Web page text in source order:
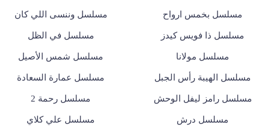
مسلسل بخمس ارواح مسلسل وننسى اللي كان
مسلسل ذا فويس كيدز مسلسل في الظل
مسلسل مولانا مسلسل شمس الأصيل
مسلسل الهيبة رأس الجبل مسلسل عمارة السعادة
مسلسل رامز ليفل الوحش مسلسل رحمة 2
مسلسل درش مسلسل علي كلاي